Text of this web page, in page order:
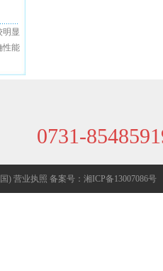
明显
性能
0731-
) 营业执照 备案号：湘ICP备13007086号